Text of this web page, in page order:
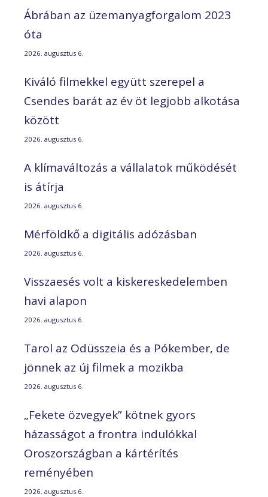
Ábrában az üzemanyagforgalom 2023
óta
2026. augusztus 6.
Kiváló filmekkel együtt szerepel a
Csendes barát az év öt legjobb alkotása
között
2026. augusztus 6.
A klímaváltozás a vállalatok működését
is átírja
2026. augusztus 6.
Mérföldkő a digitális adózásban
2026. augusztus 6.
Visszaesés volt a kiskereskedelemben
havi alapon
2026. augusztus 6.
Tarol az Odüsszeia és a Pókember, de
jönnek az új filmek a mozikba
2026. augusztus 6.
„Fekete özvegyek” kötnek gyors
házasságot a frontra indulókkal
Oroszországban a kártérítés
reményében
2026. augusztus 6.